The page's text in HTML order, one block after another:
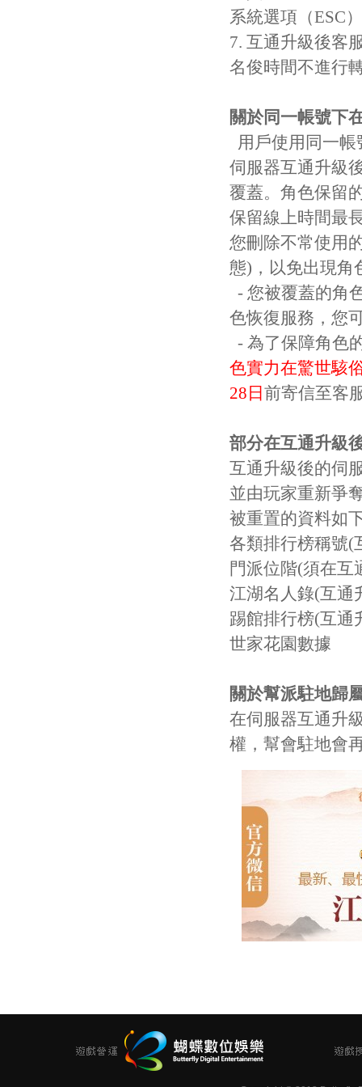
系統選項（ESC
7. 互通升級後客
名俊時間不進行
關於同一帳號下
用戶使用同一
伺服器互通升級
覆蓋。角色保留
保留線上時間最
您刪除不常使用
態)，以免出現角
- 您被覆蓋的角
色恢復服務，您
- 為了保障角色
色實力在驚世駭
28日 前寄信至客
部分在互通升級
互通升級後的伺
並由玩家重新爭
被重置的資料如
各類排行榜稱號(
門派位階(須在互
江湖名人錄(互通
踢館排行榜(互通
世家花園數據
關於幫派駐地歸
在伺服器互通升
權，幫會駐地會